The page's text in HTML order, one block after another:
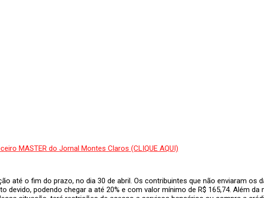
até o fim do prazo, no dia 30 de abril. Os contribuintes que não enviaram os
podendo chegar a até 20% e com valor mínimo de R$ 165,74. Além da